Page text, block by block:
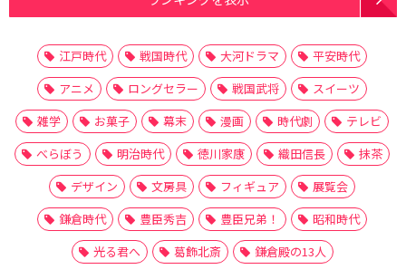
江戸時代 戦国時代 大河ドラマ
平安時代
アニメ
ロングセラー 戦国武将
スイーツ
雑学
お菓子 幕末 漫画 時代劇
テレビ
べらぼう
明治時代 徳川家康 織田信長
抹茶
デザイン
文房具 フィギュア
展覧会
鎌倉時代
豊臣秀吉 豊臣兄弟！
昭和時代
光る君へ
葛飾北斎 鎌倉殿の13人